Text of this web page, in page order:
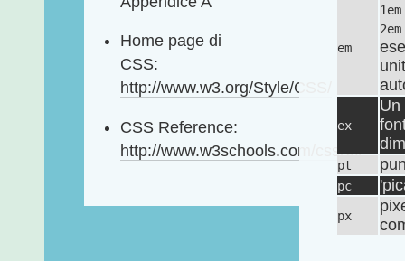
Home page di
CSS:
http://www.w3.org/Style/CSS/
CSS Reference:
http://www.w3schools.com/cssref/
em
1em
2em
ex
Un
pt
pc
px